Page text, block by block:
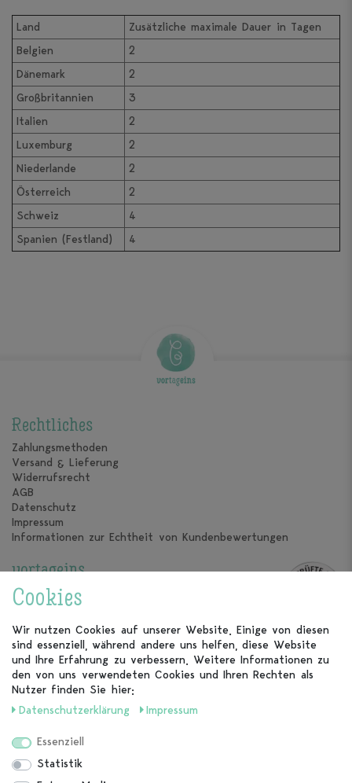
Land
Zusätzliche maximale Dauer in Tagen
Belgien
2
Dänemark
2
Großbritannien
3
Italien
2
Luxemburg
2
Niederlande
2
Österreich
2
Schweiz
4
Spanien (Festland)
4
Rechtliches
Zahlungsmethoden
Versand & Lieferung
Widerrufsrecht
AGB
Datenschutz
Impressum
Informationen zur Echtheit von Kundenbewertungen
vortageins
Über uns
Unsere Kalender
Unsere Partner
Kundenservice
FAQ
Kontakt
Vertrag widerrufen
Folge uns auch bei
Cookies
Wir nutzen Cookies auf unserer Website. Einige von diesen
sind essenziell, während andere uns helfen, diese Website
und Ihre Erfahrung zu verbessern. Weitere Informationen zu
den von uns verwendeten Cookies und Ihren Rechten als
Nutzer finden Sie hier:
Daten­schutz­erklärung
Impressum
Essenziell
Statistik